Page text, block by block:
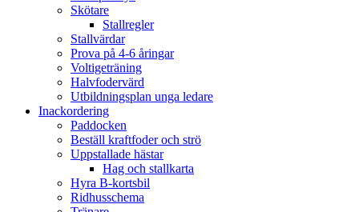
Skötare
Stallregler
Stallvärdar
Prova på 4-6 åringar
Voltigeträning
Halvfodervärd
Utbildningsplan unga ledare
Inackordering
Paddocken
Beställ kraftfoder och strö
Uppstallade hästar
Hag och stallkarta
Hyra B-kortsbil
Ridhusschema